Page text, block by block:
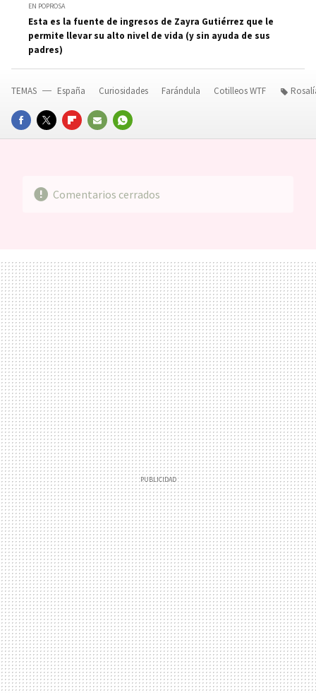
EN POPROSA
Esta es la fuente de ingresos de Zayra Gutiérrez que le
permite llevar su alto nivel de vida (y sin ayuda de sus
padres)
FACEBOOKTWITTERFLIPBOARD
E-
WHATSAPP
TEMAS España Curiosidades Farándula Cotilleos WTF
Comentarios cerrados